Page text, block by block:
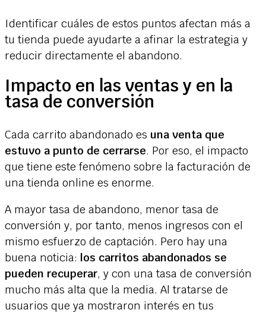
Identificar cuáles de estos puntos afectan más a
tu tienda puede ayudarte a afinar la estrategia y
reducir directamente el abandono.
Impacto en las ventas y en la
tasa de conversión
Cada carrito abandonado es una venta que
estuvo a punto de cerrarse. Por eso, el impacto
que tiene este fenómeno sobre la facturación de
una tienda online es enorme.
A mayor tasa de abandono, menor tasa de
conversión y, por tanto, menos ingresos con el
mismo esfuerzo de captación. Pero hay una
buena noticia: los carritos abandonados se
pueden recuperar, y con una tasa de conversión
mucho más alta que la media. Al tratarse de
usuarios que ya mostraron interés en tus